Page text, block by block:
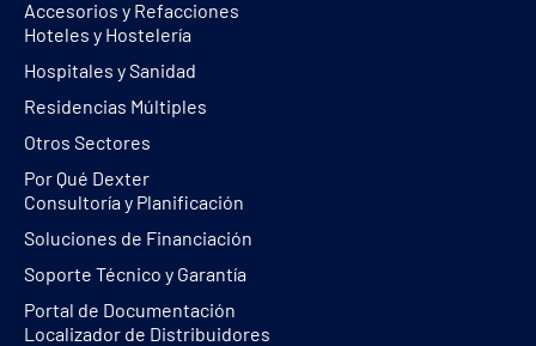
Accesorios y Refacciones
Hoteles y Hostelería
Hospitales y Sanidad
Residencias Múltiples
Otros Sectores
Por Qué Dexter
Consultoría y Planificación
Soluciones de Financiación
Soporte Técnico y Garantía
Portal de Documentación
Localizador de Distribuidores